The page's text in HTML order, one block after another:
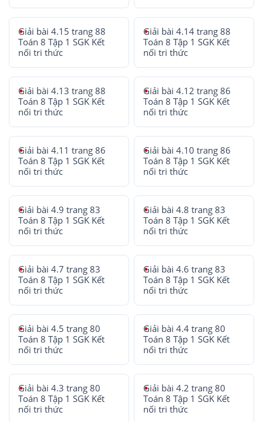
Giải bài 4.15 trang 88
Toán 8 Tập 1 SGK Kết
nối tri thức
Giải bài 4.14 trang 88
Toán 8 Tập 1 SGK Kết
nối tri thức
Giải bài 4.13 trang 88
Toán 8 Tập 1 SGK Kết
nối tri thức
Giải bài 4.12 trang 86
Toán 8 Tập 1 SGK Kết
nối tri thức
Giải bài 4.11 trang 86
Toán 8 Tập 1 SGK Kết
nối tri thức
Giải bài 4.10 trang 86
Toán 8 Tập 1 SGK Kết
nối tri thức
Giải bài 4.9 trang 83
Toán 8 Tập 1 SGK Kết
nối tri thức
Giải bài 4.8 trang 83
Toán 8 Tập 1 SGK Kết
nối tri thức
Giải bài 4.7 trang 83
Toán 8 Tập 1 SGK Kết
nối tri thức
Giải bài 4.6 trang 83
Toán 8 Tập 1 SGK Kết
nối tri thức
Giải bài 4.5 trang 80
Toán 8 Tập 1 SGK Kết
nối tri thức
Giải bài 4.4 trang 80
Toán 8 Tập 1 SGK Kết
nối tri thức
Giải bài 4.3 trang 80
Toán 8 Tập 1 SGK Kết
nối tri thức
Giải bài 4.2 trang 80
Toán 8 Tập 1 SGK Kết
nối tri thức